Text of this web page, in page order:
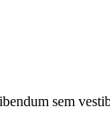
sem